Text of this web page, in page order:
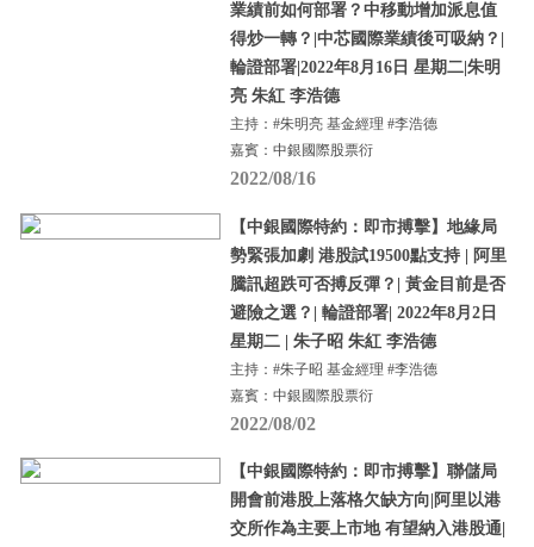
業績前如何部署？中移動增加派息值
得炒一轉？|中芯國際業績後可吸納？|
輪證部署|2022年8月16日 星期二|朱明
亮 朱紅 李浩德
主持：#朱明亮 基金經理 #李浩德
嘉賓：中銀國際股票衍
2022/08/16
【中銀國際特約：即市搏擊】地緣局
勢緊張加劇 港股試19500點支持 | 阿里
騰訊超跌可否搏反彈？| 黃金目前是否
避險之選？| 輪證部署| 2022年8月2日
星期二 | 朱子昭 朱紅 李浩德
主持：#朱子昭 基金經理 #李浩德
嘉賓：中銀國際股票衍
2022/08/02
【中銀國際特約：即市搏擊】聯儲局
開會前港股上落格欠缺方向|阿里以港
交所作為主要上市地 有望納入港股通|